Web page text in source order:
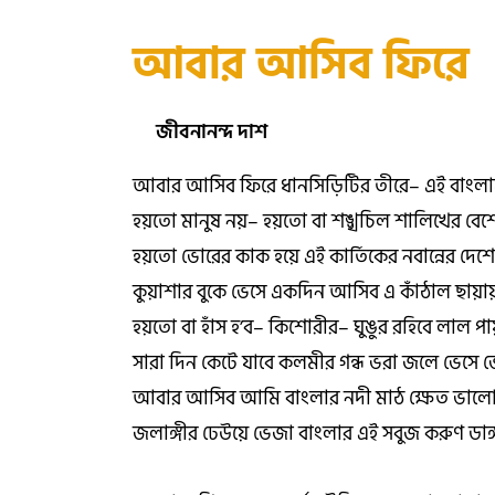
আবার আসিব ফিরে
জীবনানন্দ দাশ
আবার আসিব ফিরে ধানসিড়িটির তীরে– এই
হয়তো মানুষ নয়– হয়তো বা শঙ্খচিল শালিখের
হয়তো ভোরের কাক হয়ে এই কার্তিকের নবান্নের দেশে
কুয়াশার বুকে ভেসে একদিন আসিব এ কাঁঠাল
হয়তো বা হাঁস হ’ব– কিশোরীর– ঘুঙুর রহিবে লাল
সারা দিন কেটে যাবে কলমীর গন্ধ ভরা জলে ভেসে
আবার আসিব আমি বাংলার নদী মাঠ ক্ষেত
জলাঙ্গীর ঢেউয়ে ভেজা বাংলার এই সবুজ করুণ